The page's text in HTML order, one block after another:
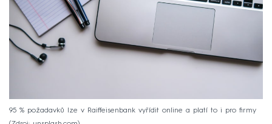
95 % požadavků lze v Raiffeisenbank vyřídit online a platí to i pro firmy